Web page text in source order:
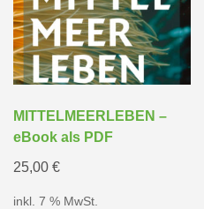
MITTELMEERLEBEN –
eBook als PDF
25,00 €
inkl. 7 % MwSt.